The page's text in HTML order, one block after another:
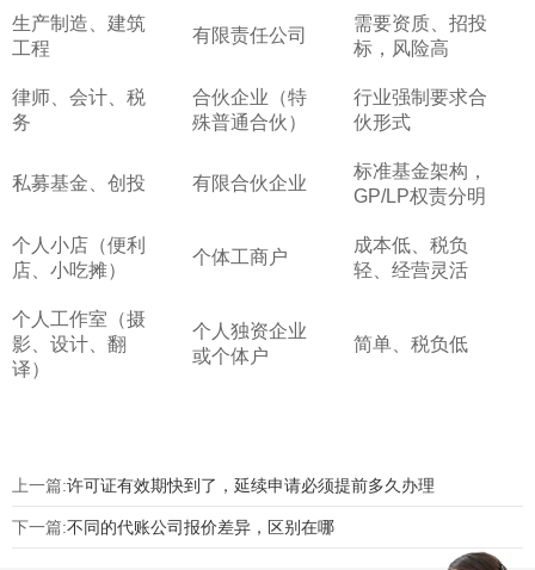
生产制造、建筑
工程
有限责任公司
需要资质、招投
标，风险高
律师、会计、税
务
合伙企业（特
殊普通合伙）
行业强制要求合
伙形式
私募基金、创投 有限合伙企业
标准基金架构，
GP/LP权责分明
个人小店（便利
店、小吃摊）
个体工商户
成本低、税负
轻、经营灵活
个人工作室（摄
影、设计、翻
译）
个人独资企业
或个体户
简单、税负低
上一篇:许可证有效期快到了，延续申请必须提前多久办理
下一篇:不同的代账公司报价差异，区别在哪